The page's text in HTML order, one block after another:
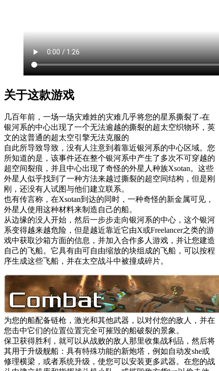
关于这款游戏
几百年前，一场一场灾难姓的灾难几乎将您的星系撕裂了-在
银河系的中心出现了一个无法逾越的撕裂的超太空织物环，英
文的这普通的超太空引擎无法克服的
自此所导致导致，没有人注意到着靠近银河系的中心区域。您
所知道的是，该事件还在整个银河系中产生了多次不可穿越的
超空间裂痕，并且中心出现了奇怪的外星人种族Xsotan。这些
外星人似乎找到了一种方法来越过撕裂的超空间结构，但是刚
刚，还没有人试图与他们建立联系。
也有传言称，在Xsotan到达的同时，一种奇怪的新金属可见，
外星人使用这种材料来制造自己的船。
从边缘的没人开始，然后一步步走向银河系的中心，这个银河
系变得越来越危险，但是越近靠近它由X或Freelancer之类的游
戏中获取沙箱方面的信息，并加入合作多人游戏，并让您建造
自己的飞船。它具有由可自由缩放的块组成的飞船，可以按程
序生成这些飞船，并在太空战斗中被撞成碎片。
为您的船配备链枪，激光和其他武器，以对付您的敌人，并在
您击中它们的位置位置完全可摧毁的船破裂的景象。
保卫获得胜利，就可以从战败的敌人那里收集战利品，然后将
其用于升级舰船：具有特殊功能的新炮塔，例如自动发she或
修理横梁，或者系统升级，使您可以安装更多武器。在您的战